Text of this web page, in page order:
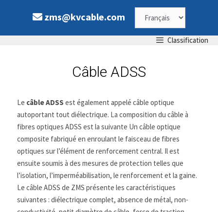
zms@kvcable.com
Classification
Câble ADSS
Le câble ADSS est également appelé câble optique
autoportant tout diélectrique. La composition du câble à
fibres optiques ADSS est la suivante Un câble optique
composite fabriqué en enroulant le faisceau de fibres
optiques sur l’élément de renforcement central. Il est
ensuite soumis à des mesures de protection telles que
l’isolation, l’imperméabilisation, le renforcement et la gaine.
Le câble ADSS de ZMS présente les caractéristiques
suivantes : diélectrique complet, absence de métal, non-